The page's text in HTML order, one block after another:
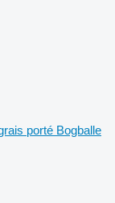
porté Bogballe